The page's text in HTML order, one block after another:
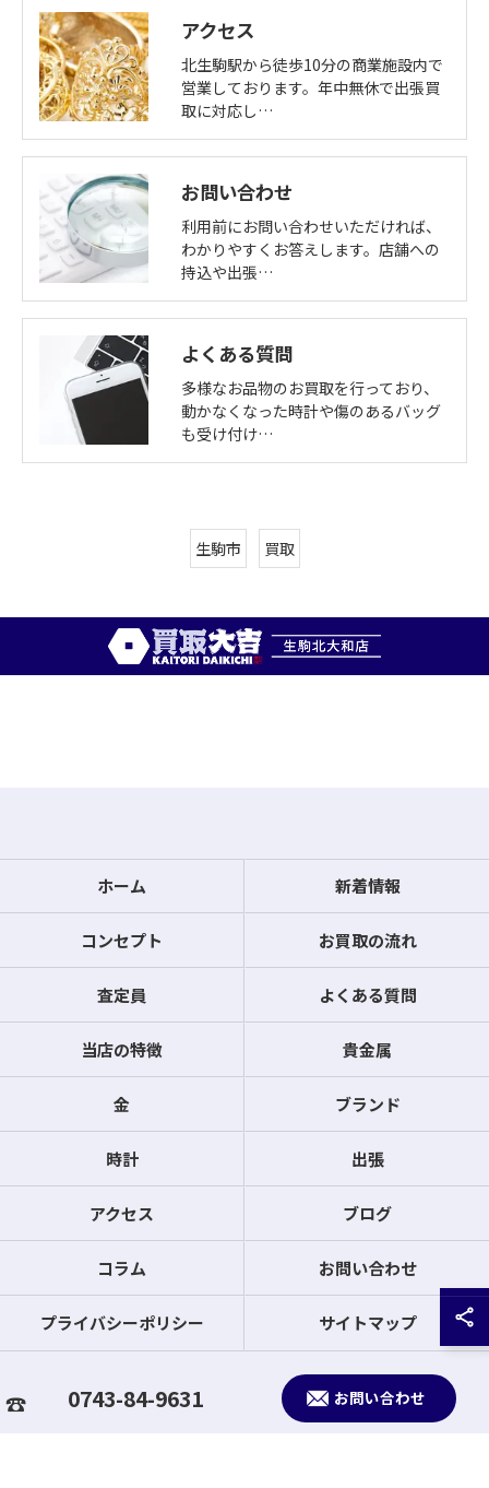
アクセス
北生駒駅から徒歩10分の商業施設内で
営業しております。年中無休で出張買
取に対応し…
お問い合わせ
利用前にお問い合わせいただければ、
わかりやすくお答えします。店舗への
持込や出張…
よくある質問
多様なお品物のお買取を行っており、
動かなくなった時計や傷のあるバッグ
も受け付け…
生駒市 買取
0743-84-9631 お問い合わせ
ホーム 新着情報
コンセプト お買取の流れ
査定員 よくある質問
当店の特徴 貴金属
金 ブランド
時計 出張
アクセス ブログ
コラム お問い合わせ
プライバシーポリシー サイトマップ
© 2026 奈良県生駒市のお買取なら買取大吉 生駒北大和店 ALL RIGHTS